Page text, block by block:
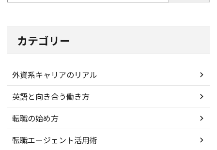
カテゴリー
外資系キャリアのリアル
英語と向き合う働き方
転職の始め方
転職エージェント活用術